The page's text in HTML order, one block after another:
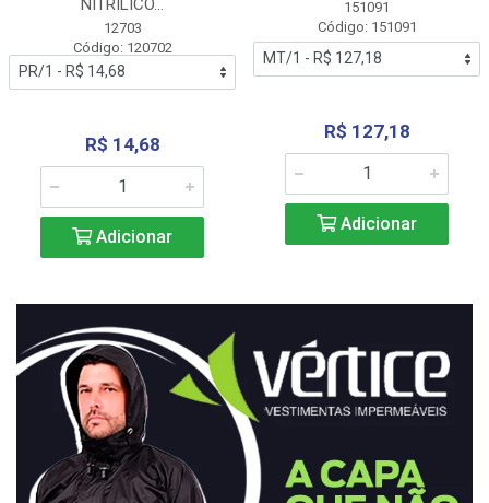
NITRÍLICO...
12703
Código: 120702
R$ 14,68
Adicionar
151091
Código: 151091
R$ 127,18
Adicionar